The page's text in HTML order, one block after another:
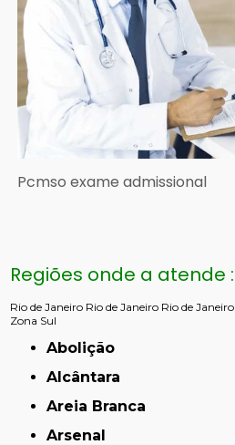
Pcmso exame admissional
Regiões onde a atende :
Rio de Janeiro Rio de Janeiro Rio de Janeiro
Zona Sul
Abolição
Alcântara
Areia Branca
Arsenal